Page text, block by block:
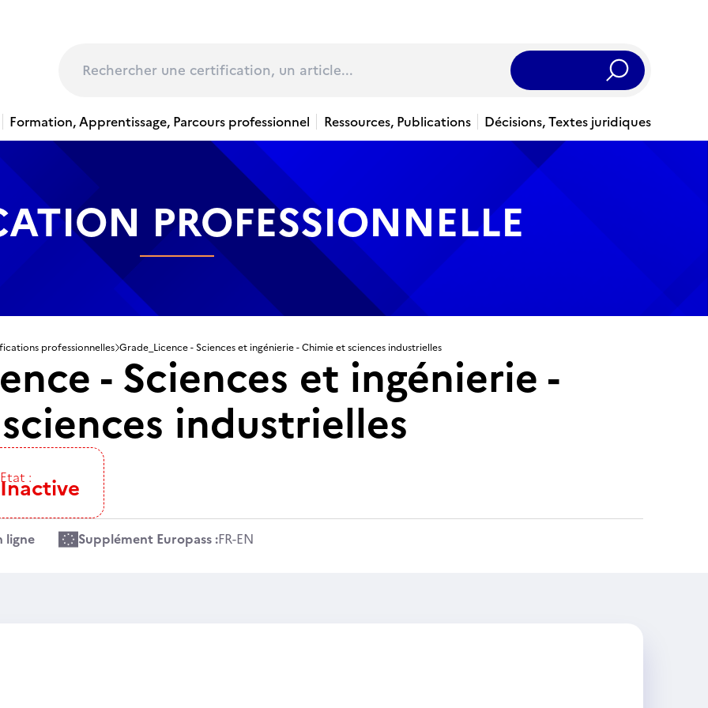
Rechercher
Formation, Apprentissage, Parcours professionnel Ressources, Publications Décisions, Textes juridiques
PROFESSIONNELLE
professionnelles Grade_Licence - Sciences et ingénierie - Chimie et sciences industrielles
- Sciences et ingénierie -
industrielles
Etat :
Inactive
ligne Supplément Europass :FR-EN